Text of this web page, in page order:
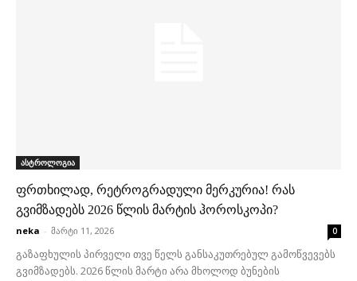
ასტროლოგია
ფრთხილად, რეტროგრადული მერკურია! რას
გვიმზადებს 2026 წლის მარტის ჰოროსკოპი?
neka - მარტი 11, 2026 0
გაზაფხულის პირველი თვე წელს განსაკუთრებულ გამოწვევებს
გვიმზადებს. 2026 წლის მარტი არა მხოლოდ ბუნების